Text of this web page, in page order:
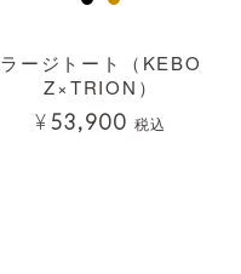
ラージトート（KEBO
Z×TRION）
¥53,900 税込